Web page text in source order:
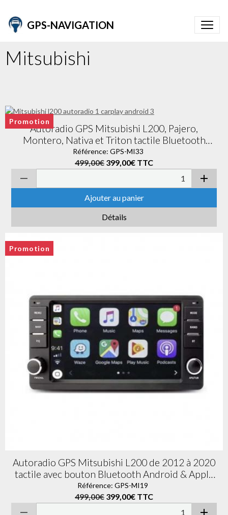
GPS-NAVIGATION
Mitsubishi
Promotion
Autoradio GPS Mitsubishi L200, Pajero,
Montero, Nativa et Triton tactile Bluetooth
Android & Apple Carplay + caméra de recul
Référence: GPS-MI33
499,00€ 399,00€ TTC
Ajouter au panier
Détails
Promotion
Autoradio GPS Mitsubishi L200 de 2012 à 2020
tactile avec bouton Bluetooth Android & Apple
Carplay + caméra de recul
Référence: GPS-MI19
499,00€ 399,00€ TTC